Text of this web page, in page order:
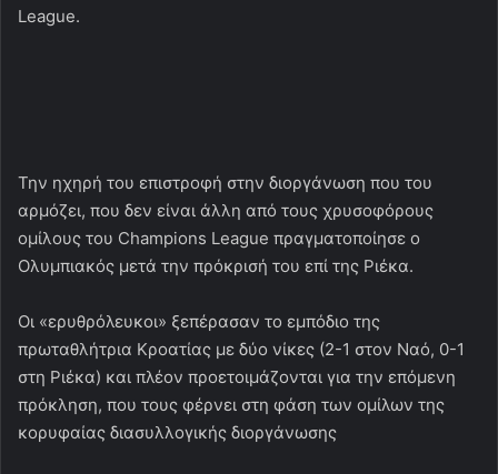
League.
Την ηχηρή του επιστροφή στην διοργάνωση που του
αρμόζει, που δεν είναι άλλη από τους χρυσοφόρους
ομίλους του Champions League πραγματοποίησε ο
Ολυμπιακός μετά την πρόκρισή του επί της Ριέκα.
Οι «ερυθρόλευκοι» ξεπέρασαν το εμπόδιο της
πρωταθλήτρια Κροατίας με δύο νίκες (2-1 στον Ναό, 0-1
στη Ριέκα) και πλέον προετοιμάζονται για την επόμενη
πρόκληση, που τους φέρνει στη φάση των ομίλων της
κορυφαίας διασυλλογικής διοργάνωσης